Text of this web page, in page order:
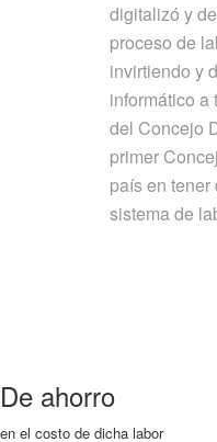
digitalizó y
proceso de
invirtiendo y
informático a
del Concejo
primer
país en
sistema de
De ahorro
en el costo de dicha labor